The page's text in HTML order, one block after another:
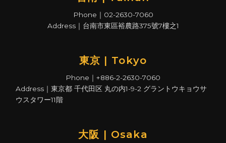
Phone｜02-2630-7060
Address｜台南市東區裕農路375號7樓之1
東京 | Tokyo
Phone｜+886-2-2630-7060
Address｜東京都 千代田区 丸の内1-9-2 グラントウキョウサ
ウスタワー11階
大阪 | Osaka